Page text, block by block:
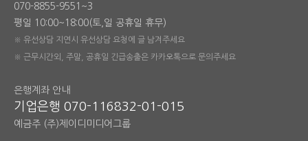
070-8855-9551~3
평일 10:00~18:00(토,일 공휴일 휴무)
※ 유선상담 지연시 유선상담 요청에 글 남겨주세요
※ 근무시간외, 주말, 공휴일 긴급송출은 카카오톡으로 문의주세요
은행계좌 안내
기업은행 070-116832-01-015
예금주 (주)제이디미디어그룹